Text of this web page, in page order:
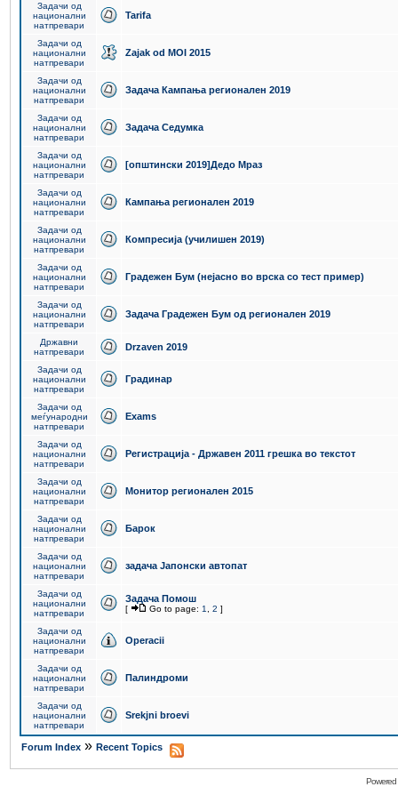
Задачи од
национални
натпревари
Tarifa
Задачи од
национални
натпревари
Zajak od MOI 2015
Задачи од
национални
натпревари
Задача Кампања регионален 2019
Задачи од
национални
натпревари
Задача Седумка
Задачи од
национални
натпревари
[општински 2019]Дедо Мраз
Задачи од
национални
натпревари
Кампања регионален 2019
Задачи од
национални
натпревари
Компресија (училишен 2019)
Задачи од
национални
натпревари
Градежен Бум (нејасно во врска со тест пример)
Задачи од
национални
натпревари
Задача Градежен Бум од регионален 2019
Државни
натпревари
Drzaven 2019
Задачи од
национални
натпревари
Градинар
Задачи од
меѓународни
натпревари
Exams
Задачи од
национални
натпревари
Регистрација - Државен 2011 грешка во текстот
Задачи од
национални
натпревари
Монитор регионален 2015
Задачи од
национални
натпревари
Барок
Задачи од
национални
натпревари
задача Јапонски автопат
Задачи од
национални
натпревари
Задача Помош
[ Go to page: 1 2 ]
Задачи од
национални
натпревари
Operacii
Задачи од
национални
натпревари
Палиндроми
Задачи од
национални
натпревари
Srekjni broevi
Forum Index » Recent Topics